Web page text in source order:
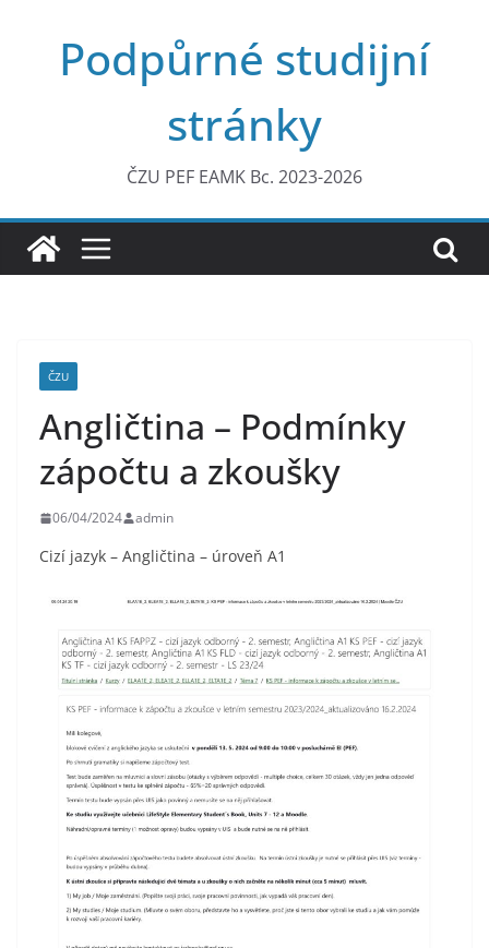
Podpůrné studijní
stránky
ČZU PEF EAMK Bc. 2023-2026
ČZU
Angličtina – Podmínky
zápočtu a zkoušky
06/04/2024 admin
Cizí jazyk – Angličtina – úroveň A1